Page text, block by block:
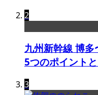
2
九州新幹線 博
5つのポイント
3